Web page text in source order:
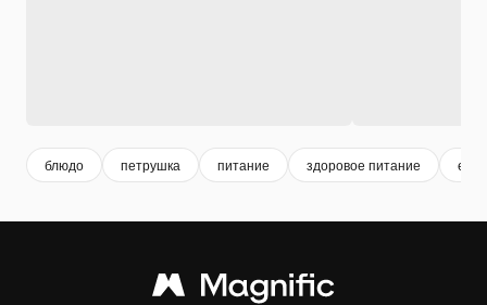
блюдо петрушка питание здоровое питание еда